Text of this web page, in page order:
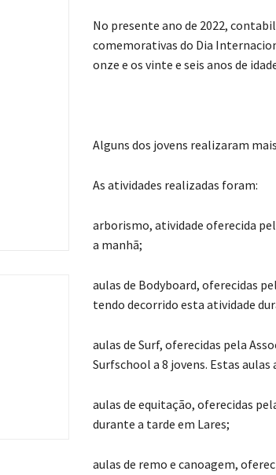
No presente ano de 2022,
comemorativas do Dia
onze e os vinte e seis anos de
Alguns dos jovens realizaram
As atividades realizadas foram:
arborismo, atividade oferecida
a manhã;
aulas de Bodyboard, oferecidas
tendo decorrido esta atividade
aulas de Surf, oferecidas pela
Surfschool a 8 jovens. Estas
aulas de equitação, oferecidas
durante a tarde em Lares;
aulas de remo e canoagem,